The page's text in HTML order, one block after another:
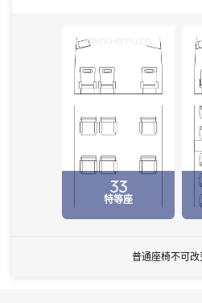
33
特等座
china-emu.cn
普通座椅不可改